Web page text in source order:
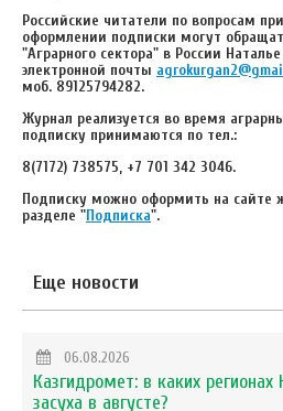
Российские читатели по вопросам
оформлении подписки могут
"Аграрного сектора" в России
электронной почты
моб. 89125794282.
Журнал реализуется во время
подписку принимаются по тел.:
8(7172) 738575, +7 701 342 3046.
Подписку можно оформить на сайте
разделе "Подписка".
Еще новости
06.08.2026
Казгидромет: в каких
засуха в августе?